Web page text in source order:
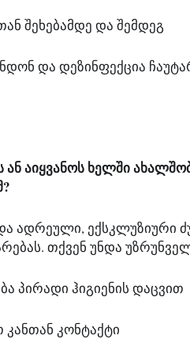
შეხებამდე და შემდეგ
და დეზინფექცია
ან აიყვანოს ხელში
ადრეული, ექსკლუზიური
თქვენ უნდა
პირადი ჰიგიენის დაცვით
კონტაქტი